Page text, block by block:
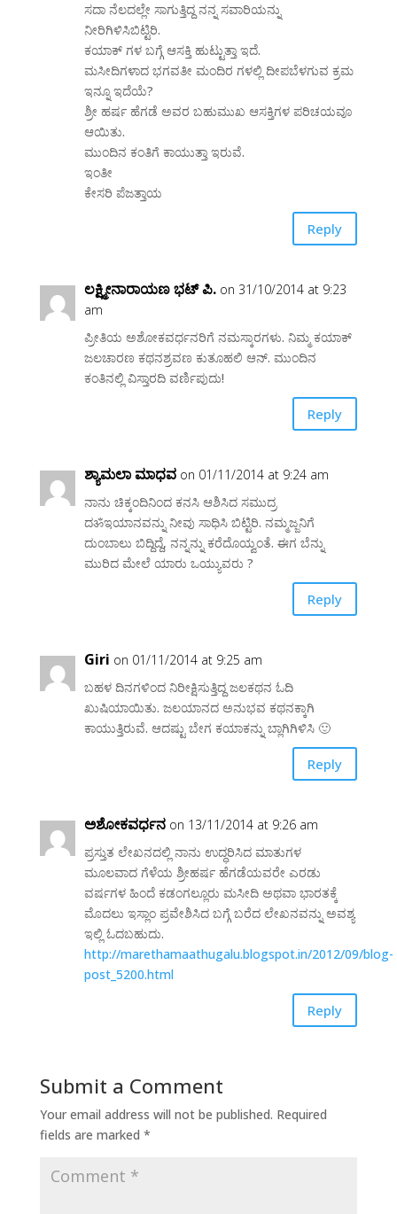
ಸದಾ ನೆಲದಲ್ಲೇ ಸಾಗುತ್ತಿದ್ದ ನನ್ನ ಸವಾರಿಯನ್ನು
ನೀರಿಗಿಳಿಸಿಬಿಟ್ಟಿರಿ.
ಕಯಾಕ್ ಗಳ ಬಗ್ಗೆ ಆಸಕ್ತಿ ಹುಟ್ಟುತ್ತಾ ಇದೆ.
ಮಸೀದಿಗಳಾದ ಭಗವತೀ ಮಂದಿರ ಗಳಲ್ಲಿ ದೀಪಬೆಳಗುವ ಕ್ರಮ
ಇನ್ನೂ ಇದೆಯೆ?
ಶ್ರೀ ಹರ್ಷ ಹೆಗಡೆ ಅವರ ಬಹುಮುಖ ಆಸಕ್ತಿಗಳ ಪರಿಚಯವೂ
ಆಯಿತು.
ಮುಂದಿನ ಕಂತಿಗೆ ಕಾಯುತ್ತಾ ಇರುವೆ.
ಇಂತೀ
ಕೇಸರಿ ಪೆಜತ್ತಾಯ
Reply
ಲಕ್ಷ್ಮೀನಾರಾಯಣ ಭಟ್ ಪಿ. on 31/10/2014 at 9:23
am
ಪ್ರೀತಿಯ ಅಶೋಕವರ್ಧನರಿಗೆ ನಮಸ್ಕಾರಗಳು. ನಿಮ್ಮ ಕಯಾಕ್
ಜಲಚಾರಣ ಕಥನಶ್ರವಣ ಕುತೂಹಲಿ ಆನ್. ಮುಂದಿನ
ಕಂತಿನಲ್ಲಿ ವಿಸ್ತಾರದಿ ವರ್ಣಿಪುದು!
Reply
ಶ್ಯಾಮಲಾ ಮಾಧವ on 01/11/2014 at 9:24 am
ನಾನು ಚಿಕ್ಕಂದಿನಿಂದ ಕನಸಿ ಆಶಿಸಿದ ಸಮುದ್ರ
ದॐಇಯಾನವನ್ನು ನೀವು ಸಾಧಿಸಿ ಬಿಟ್ಟಿರಿ. ನಮ್ಮಜ್ಜನಿಗೆ
ದುಂಬಾಲು ಬಿದ್ದಿದ್ದೆ, ನನ್ನನ್ನು ಕರೆದೊಯ್ವಂತೆ. ಈಗ ಬೆನ್ನು
ಮುರಿದ ಮೇಲೆ ಯಾರು ಒಯ್ಯುವರು ?
Reply
Giri on 01/11/2014 at 9:25 am
ಬಹಳ ದಿನಗಳಿಂದ ನಿರೀಕ್ಷಿಸುತ್ತಿದ್ದ ಜಲಕಥನ ಓದಿ
ಖುಷಿಯಾಯಿತು. ಜಲಯಾನದ ಅನುಭವ ಕಥನಕ್ಕಾಗಿ
ಕಾಯುತ್ತಿರುವೆ. ಆದಷ್ಟು ಬೇಗ ಕಯಾಕನ್ನು ಬ್ಲಾಗಿಗಿಳಿಸಿ 🙂
Reply
ಅಶೋಕವರ್ಧನ on 13/11/2014 at 9:26 am
ಪ್ರಸ್ತುತ ಲೇಖನದಲ್ಲಿ ನಾನು ಉದ್ಧರಿಸಿದ ಮಾತುಗಳ
ಮೂಲವಾದ ಗೆಳೆಯ ಶ್ರೀಹರ್ಷ ಹೆಗಡೆಯವರೇ ಎರಡು
ವರ್ಷಗಳ ಹಿಂದೆ ಕಡಂಗಲ್ಲೂರು ಮಸೀದಿ ಅಥವಾ ಭಾರತಕ್ಕೆ
ಮೊದಲು ಇಸ್ಲಾಂ ಪ್ರವೇಶಿಸಿದ ಬಗ್ಗೆ ಬರೆದ ಲೇಖನವನ್ನು ಅವಶ್ಯ
ಇಲ್ಲಿ ಓದಬಹುದು.
http://marethamaathugalu.blogspot.in/2012/09/blog-
post_5200.html
Reply
Submit a Comment
Your email address will not be published. Required
fields are marked *